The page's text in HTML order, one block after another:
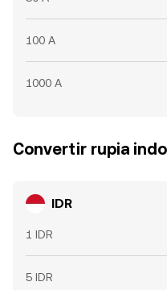
100 A
1000 A
Convertir rupia
IDR
1 IDR
5 IDR